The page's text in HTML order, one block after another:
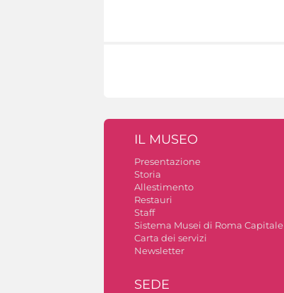
IL MUSEO
Presentazione
Storia
Allestimento
Restauri
Staff
Sistema Musei di Roma Capitale
Carta dei servizi
Newsletter
SEDE